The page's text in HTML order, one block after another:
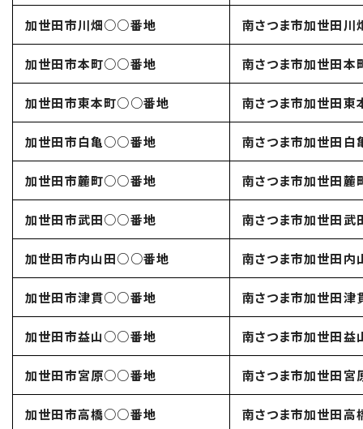
加世田市川畑○○番地 南さつま市加世田
加世田市本町○○番地 南さつま市加世田
加世田市東本町○○番地 南さつま市加世田
加世田市白亀○○番地 南さつま市加世田
加世田市麓町○○番地 南さつま市加世田
加世田市武田○○番地 南さつま市加世田
加世田市内山田○○番地 南さつま市加世田
加世田市津貫○○番地 南さつま市加世田
加世田市益山○○番地 南さつま市加世田
加世田市宮原○○番地 南さつま市加世田
加世田市高橋○○番地 南さつま市加世田